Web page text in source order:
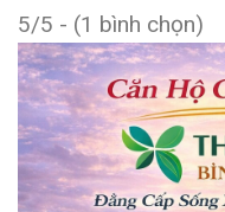
5/5 - (1 bình chọn)